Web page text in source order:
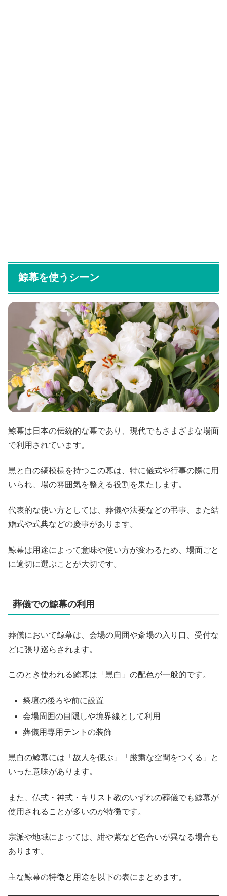
鯨幕を使うシーン
鯨幕は日本の伝統的な幕であり、現代でもさまざまな場面
で利用されています。
黒と白の縞模様を持つこの幕は、特に儀式や行事の際に用
いられ、場の雰囲気を整える役割を果たします。
代表的な使い方としては、葬儀や法要などの弔事、また結
婚式や式典などの慶事があります。
鯨幕は用途によって意味や使い方が変わるため、場面ごと
に適切に選ぶことが大切です。
葬儀での鯨幕の利用
葬儀において鯨幕は、会場の周囲や斎場の入り口、受付な
どに張り巡らされます。
このとき使われる鯨幕は「黒白」の配色が一般的です。
祭壇の後ろや前に設置
会場周囲の目隠しや境界線として利用
葬儀用専用テントの装飾
黒白の鯨幕には「故人を偲ぶ」「厳粛な空間をつくる」と
いった意味があります。
また、仏式・神式・キリスト教のいずれの葬儀でも鯨幕が
使用されることが多いのが特徴です。
宗派や地域によっては、紺や紫など色合いが異なる場合も
あります。
主な鯨幕の特徴と用途を以下の表にまとめます。